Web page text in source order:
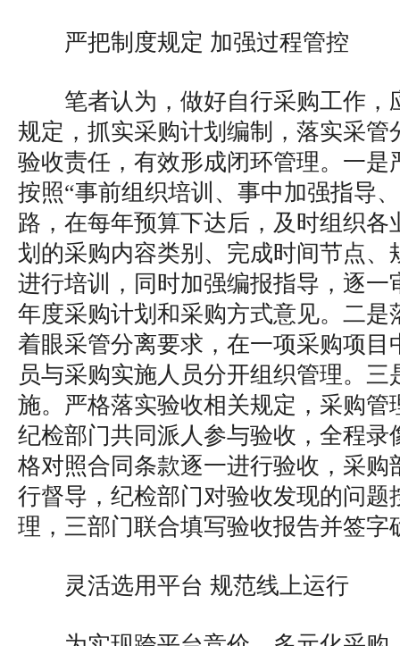
严把制度规定 加强过程管控
笔者认为，做好自行采购工作，
规定，抓实采购计划编制，落实采管
验收责任，有效形成闭环管理。一是
按照“事前组织培训、事中加强指导
路，在每年预算下达后，及时组织各
划的采购内容类别、完成时间节点、
进行培训，同时加强编报指导，逐一
年度采购计划和采购方式意见。二是
着眼采管分离要求，在一项采购项目
员与采购实施人员分开组织管理。三
施。严格落实验收相关规定，采购管
纪检部门共同派人参与验收，全程录
格对照合同条款逐一进行验收，采购
行督导，纪检部门对验收发现的问题
理，三部门联合填写验收报告并签字
灵活选用平台 规范线上运行